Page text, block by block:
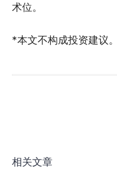
术位。
*本文不构成投资建议。
相关文章